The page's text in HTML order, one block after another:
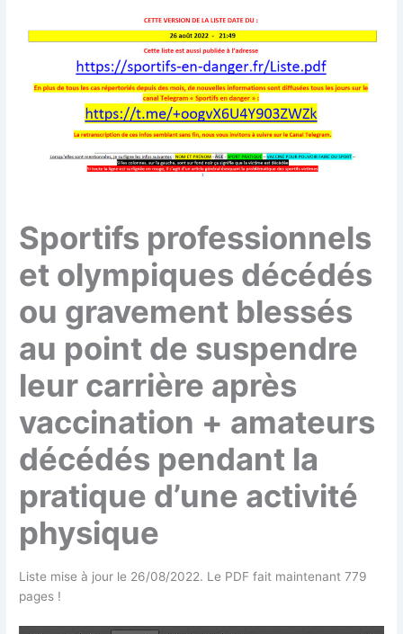
Sportifs professionnels
et olympiques décédés
ou gravement blessés
au point de suspendre
leur carrière après
vaccination + amateurs
décédés pendant la
pratique d’une activité
physique
Liste mise à jour le 26/08/2022. Le PDF fait maintenant 779
pages !